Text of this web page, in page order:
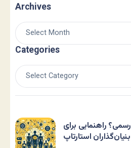
Archives
Categories
راهنمایی برای
بنیان‌گذاران استارتاپ